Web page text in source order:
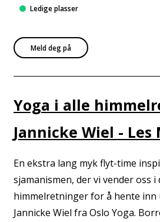
Meld deg på
Ledige plasser
Yoga i alle
Jannicke Wiel - Les
En ekstra lang myk flyt-time
sjamanismen, der vi vender oss i
himmelretninger for å hente inn
Jannicke Wiel fra Oslo Yoga.